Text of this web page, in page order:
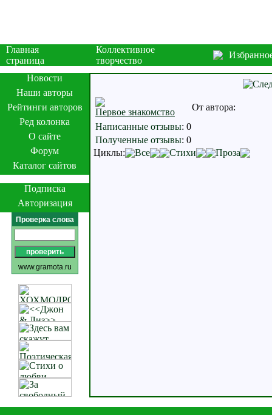
Главная
страница
Коллективное
творчество
Новости
Наши авторы
Рейтинги авторов
Ред колонка
О сайте
Форум
Каталог сайтов
Подписка
Авторизация
Проверка слова
www.gramota.ru
Первое знакомство
От автора:
Написанные отзывы: 0
Полученные отзывы: 0
Циклы:
Все Стихи Проза